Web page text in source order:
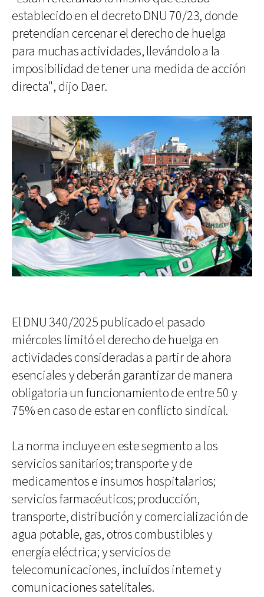
establecido en el decreto DNU 70/23, donde
pretendían cercenar el derecho de huelga
para muchas actividades, llevándolo a la
imposibilidad de tener una medida de acción
directa", dijo Daer.
El DNU 340/2025 publicado el pasado
miércoles limitó el derecho de huelga en
actividades consideradas a partir de ahora
esenciales y deberán garantizar de manera
obligatoria un funcionamiento de entre 50 y
75% en caso de estar en conflicto sindical.
La norma incluye en este segmento a los
servicios sanitarios; transporte y de
medicamentos e insumos hospitalarios;
servicios farmacéuticos; producción,
transporte, distribución y comercialización de
agua potable, gas, otros combustibles y
energía eléctrica; y servicios de
telecomunicaciones, incluidos internet y
comunicaciones satelitales.